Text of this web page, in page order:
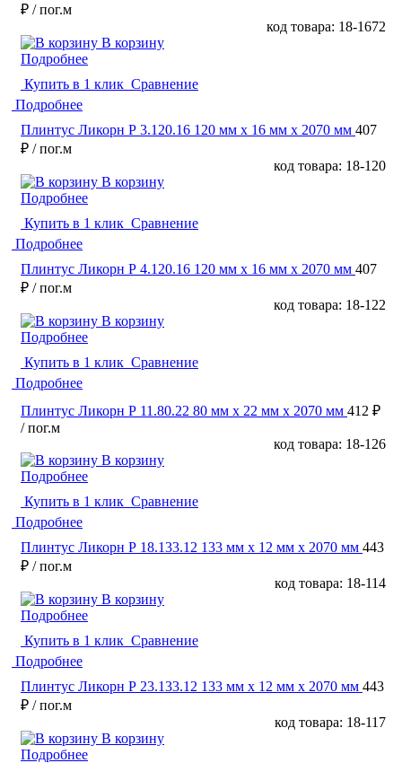
₽ / пог.м
код товара: 18-1672
В корзину
Подробнее
Купить в 1 клик Сравнение
Подробнее
Плинтус Ликорн Р 3.120.16 120 мм х 16 мм х 2070 мм 407
₽ / пог.м
код товара: 18-120
В корзину
Подробнее
Купить в 1 клик Сравнение
Подробнее
Плинтус Ликорн Р 4.120.16 120 мм х 16 мм х 2070 мм 407
₽ / пог.м
код товара: 18-122
В корзину
Подробнее
Купить в 1 клик Сравнение
Подробнее
Плинтус Ликорн Р 11.80.22 80 мм х 22 мм х 2070 мм 412 ₽
/ пог.м
код товара: 18-126
В корзину
Подробнее
Купить в 1 клик Сравнение
Подробнее
Плинтус Ликорн Р 18.133.12 133 мм х 12 мм х 2070 мм 443
₽ / пог.м
код товара: 18-114
В корзину
Подробнее
Купить в 1 клик Сравнение
Подробнее
Плинтус Ликорн Р 23.133.12 133 мм х 12 мм х 2070 мм 443
₽ / пог.м
код товара: 18-117
В корзину
Подробнее